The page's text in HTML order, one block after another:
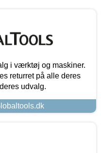
i værktøj og maskiner.
returret på alle deres
udvalg.